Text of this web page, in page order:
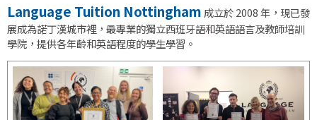
Language Tuition Nottingham 成立於 2008 年，現已發
展成為諾丁漢城市裡，最專業的獨立西班牙語和英語語言及教師培訓
學院，提供各年齡和英語程度的學生學習。